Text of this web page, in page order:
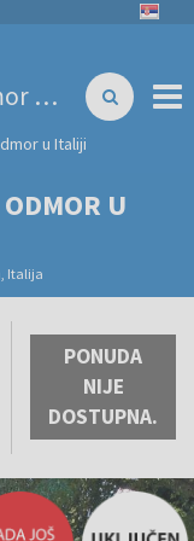
Tenuta La Bandita - Odmor u Italiji
u Italiji
U
Italija
PONUDA
NIJE
DOSTUPNA.